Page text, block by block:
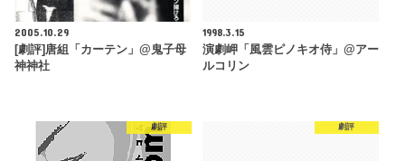
2005.10.29
[劇評]唐組「カーテン」@鬼子母
神神社
1998.3.15
演劇岬「風雲ピノキオ侍」@アー
ルコリン
劇評 劇評